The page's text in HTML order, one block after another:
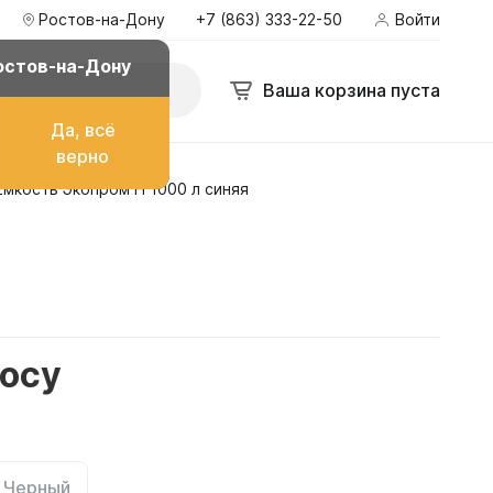
Ростов-на-Дону
на-Дону
Да, всё
верно
+7 (863) 333-22-50 Войти
Ваша корзина пуста
топливаЭкопром H 1000 л синяя
Черный